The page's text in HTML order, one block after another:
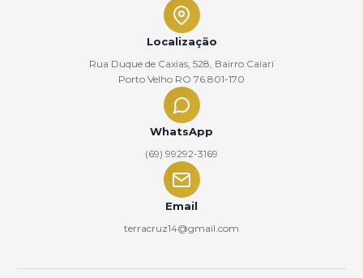
Localização
Rua Duque de Caxias, 528, Bairro Caiarí
Porto Velho RO 76.801-170
WhatsApp
(69) 99292-3169
Email
terracruz14@gmail.com